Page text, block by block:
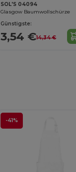
SOL'S 04094
Glasgow Baumwollschürze
Günstigste:
3,54 €14,34 €
-41%